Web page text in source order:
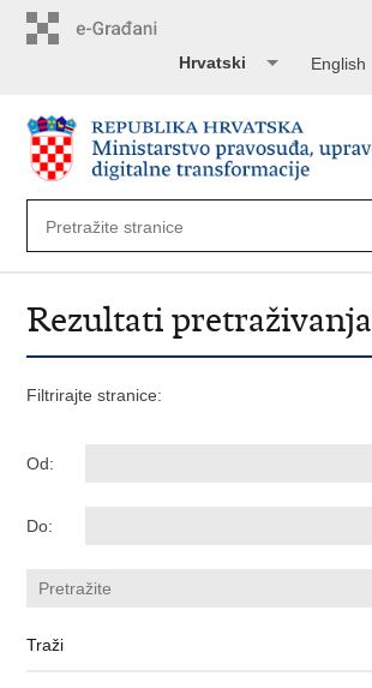
English
Hrvatski
Rezultati pretraživanja
Filtrirajte stranice:
Od:
Do: